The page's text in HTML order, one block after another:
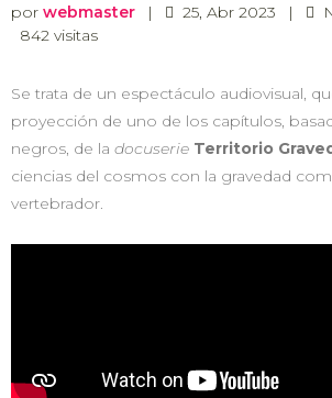
por webmaster | 25, Abr 2023 |
842 visitas
Se trata de un espectáculo audiovisual,
proyección de uno de los capítulos,
negros, de la docuserie Territorio
ciencias del cosmos con la gravedad
vertebrador.